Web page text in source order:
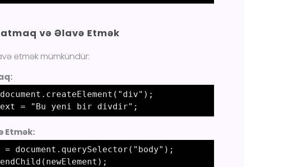
və Əlavə Etmək
etmək mümkündür:
= "Bu yeni bir divdir";
Etmək:
document.querySelector("body");